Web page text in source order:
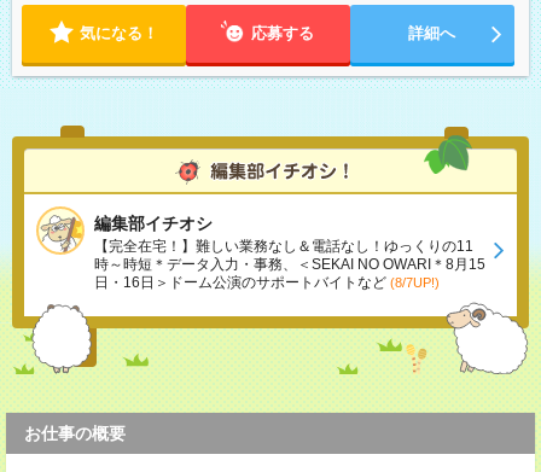
気になる！ 応募する 詳細へ
編集部イチオシ
【完全在宅！】難しい業務なし＆電話なし！ゆっくりの11
時～時短＊データ入力・事務、＜SEKAI NO OWARI＊8月15
日・16日＞ドーム公演のサポートバイトなど (8/7UP!)
お仕事の概要